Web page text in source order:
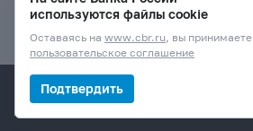
Версия для слабовидящих
© Банк России, 2000–2026.
используются файлы cookie
Оставаясь на www.cbr.ru, вы принимаете
пользовательское соглашение
Подтвердить